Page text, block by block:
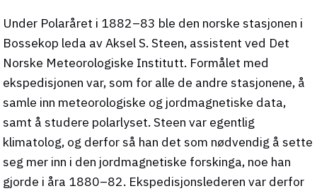
Under Polaråret i 1882–83 ble den norske stasjonen i
Bossekop leda av Aksel S. Steen, assistent ved Det
Norske Meteorologiske Institutt. Formålet med
ekspedisjonen var, som for alle de andre stasjonene, å
samle inn meteorologiske og jordmagnetiske data,
samt å studere polarlyset. Steen var egentlig
klimatolog, og derfor så han det som nødvendig å sette
seg mer inn i den jordmagnetiske forskinga, noe han
gjorde i åra 1880–82. Ekspedisjonslederen var derfor